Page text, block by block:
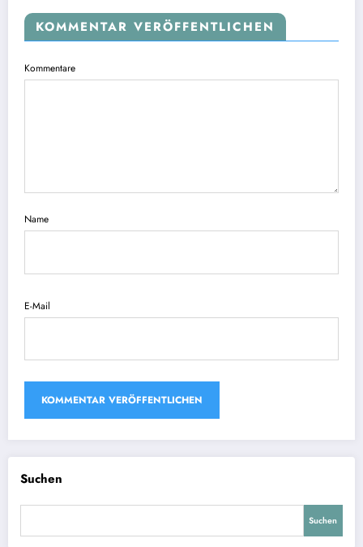
KOMMENTAR VERÖFFENTLICHEN
Kommentare
Name
E-Mail
Suchen
Suchen